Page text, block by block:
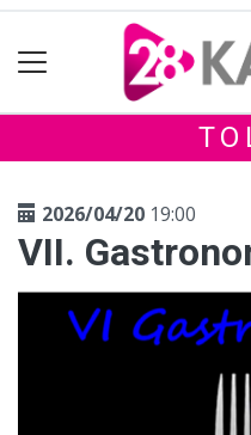
2026/04/20 19:00
VII.